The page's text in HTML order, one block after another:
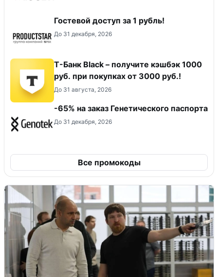
Гостевой доступ за 1 рубль!
До 31 декабря, 2026
Т-Банк Black – получите кэшбэк 1000
руб. при покупках от 3000 руб.!
До 31 августа, 2026
-65% на заказ Генетического паспорта
До 31 декабря, 2026
Все промокоды